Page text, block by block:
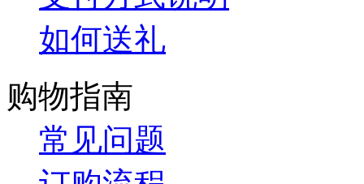
如何送礼
购物指南
常见问题